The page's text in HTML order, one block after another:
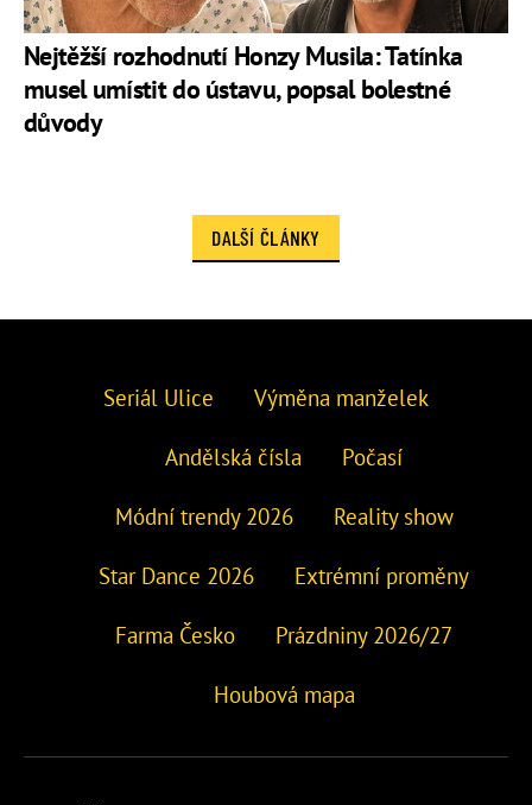
Nejtěžší rozhodnutí Honzy Musila: Tatínka
musel umístit do ústavu, popsal bolestné
důvody
DALŠÍ ČLÁNKY
Seriál Ulice Výměna manželek
Andělská čísla Počasí
Módní trendy 2026 Reality show
Star Dance 2026 Extrémní proměny
Farma Česko Prázdniny 2026/27
Houbová mapa